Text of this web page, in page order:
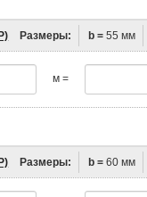
Размеры: b = 55 мм
м =
Размеры: b = 60 мм